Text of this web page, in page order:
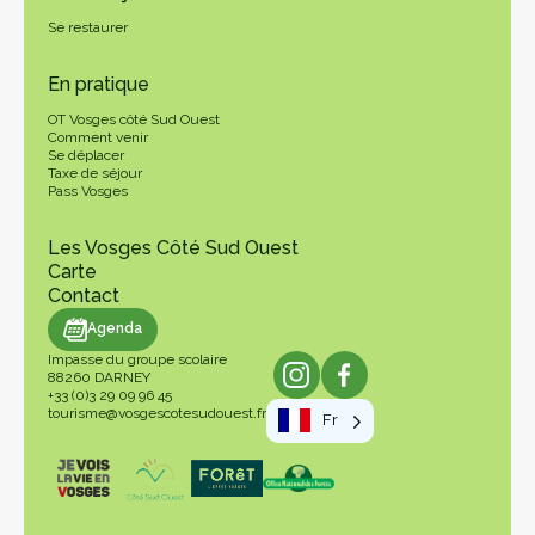
Se restaurer
En pratique
OT Vosges côté Sud Ouest
Comment venir
Se déplacer
Taxe de séjour
Pass Vosges
Les Vosges Côté Sud Ouest
Carte
Contact
Agenda
Impasse du groupe scolaire
88260 DARNEY
+33 (0)3 29 09 96 45
tourisme@vosgescotesudouest.fr
Fr